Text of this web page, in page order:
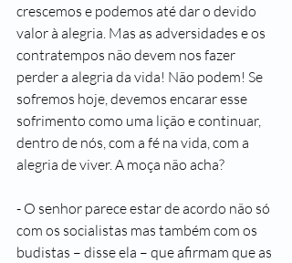
crescemos e podemos até dar o devido
valor à alegria. Mas as adversidades e os
contratempos não devem nos fazer
perder a alegria da vida! Não podem! Se
sofremos hoje, devemos encarar esse
sofrimento como uma lição e continuar,
dentro de nós, com a fé na vida, com a
alegria de viver. A moça não acha?
- O senhor parece estar de acordo não só
com os socialistas mas também com os
budistas – disse ela – que afirmam que as